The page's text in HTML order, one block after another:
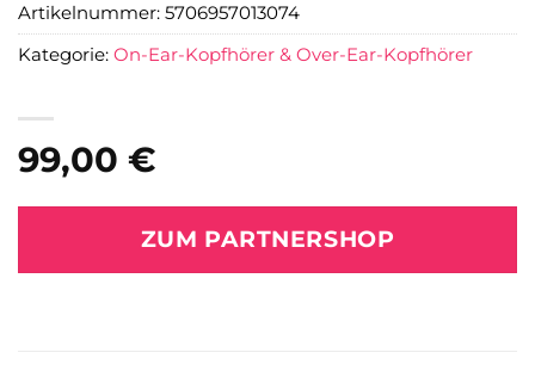
99,00 €
ZUM PARTNERSHOP
Artikelnummer: 5706957013074
Kategorie: On-Ear-Kopfhörer & Over-Ear-Kopfhörer